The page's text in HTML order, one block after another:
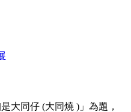
大同仔 (大同燒 )」為題，